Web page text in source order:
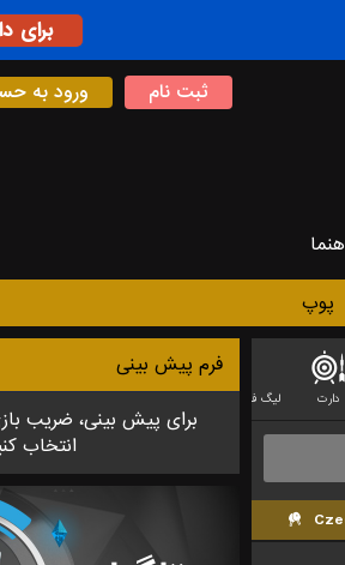
برای
ثبت نام ورود به
پوپ
دارت لیگ فوتبال استرالیایی
فرم پیش بینی
برای پیش بینی، ضریب
انتخاب